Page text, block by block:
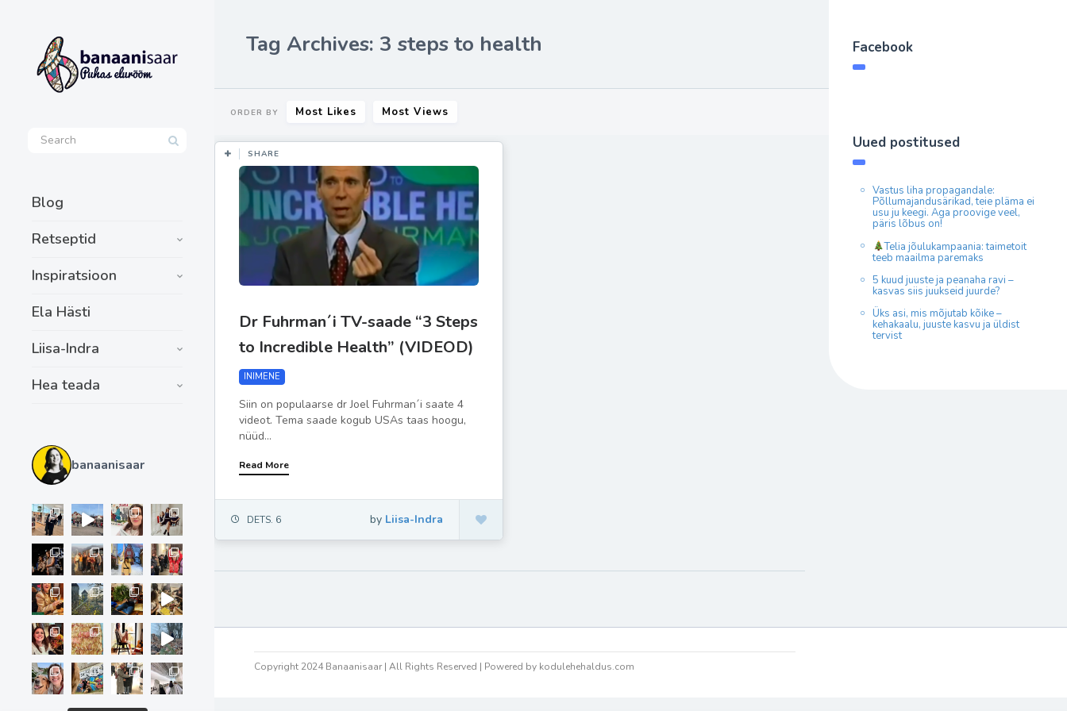
Blog
Retseptid
Inspiratsioon
Ela Hästi
Liisa-Indra
Hea teada
banaanisaar
Tag Archives: 3 steps to health
ORDER BY Most Likes Most Views
SHARE
Dr Fuhrman´i TV-saade “3 Steps
to Incredible Health” (VIDEOD)
INIMENE
Siin on populaarse dr Joel Fuhrman´i saate 4
videot. Tema saade kogub USAs taas hoogu,
nüüd...
Read More
DETS. 6 by Liisa-Indra
Facebook
Uued postitused
Vastus liha propagandale:
Põllumajandusärikad, teie pläma ei
usu ju keegi. Aga proovige veel,
päris lõbus on!
Telia jõulukampaania: taimetoit
teeb maailma paremaks
5 kuud juuste ja peanaha ravi –
kasvas siis juukseid juurde?
Üks asi, mis mõjutab kõike –
kehakaalu, juuste kasvu ja üldist
tervist
Copyright 2024 Banaanisaar | All Rights Reserved | Powered by kodulehehaldus.com